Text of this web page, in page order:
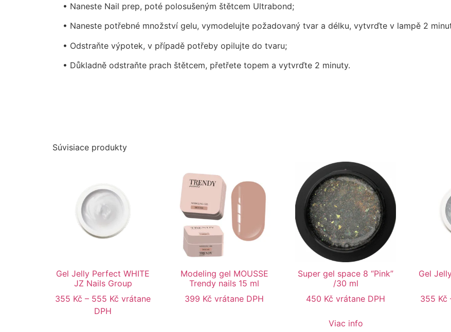
• Naneste Nail prep, poté polosušeným štětcem Ultrabond;
• Naneste potřebné množství gelu, vymodelujte požadovaný tvar a délku, vytvrďte v lampě 2
• Odstraňte výpotek, v případě potřeby opilujte do tvaru;
• Důkladně odstraňte prach štětcem, přetřete topem a vytvrďte 2 minuty.
Súvisiace produkty
Gel Jelly Perfect WHITE
JZ Nails Group
355 Kč – 555 Kč vrátane
DPH
Modeling gel MOUSSE
Trendy nails 15 ml
399 Kč vrátane DPH
Super gel space 8 “Pink”
/30 ml
450 Kč vrátane DPH
Viac info
Gel
355 Kč